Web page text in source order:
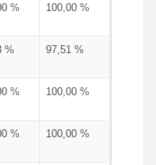
% 100,00 %
% 97,51 %
% 100,00 %
% 100,00 %